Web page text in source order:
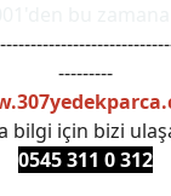
---------
bilgi için bizi
0545 311 0 312